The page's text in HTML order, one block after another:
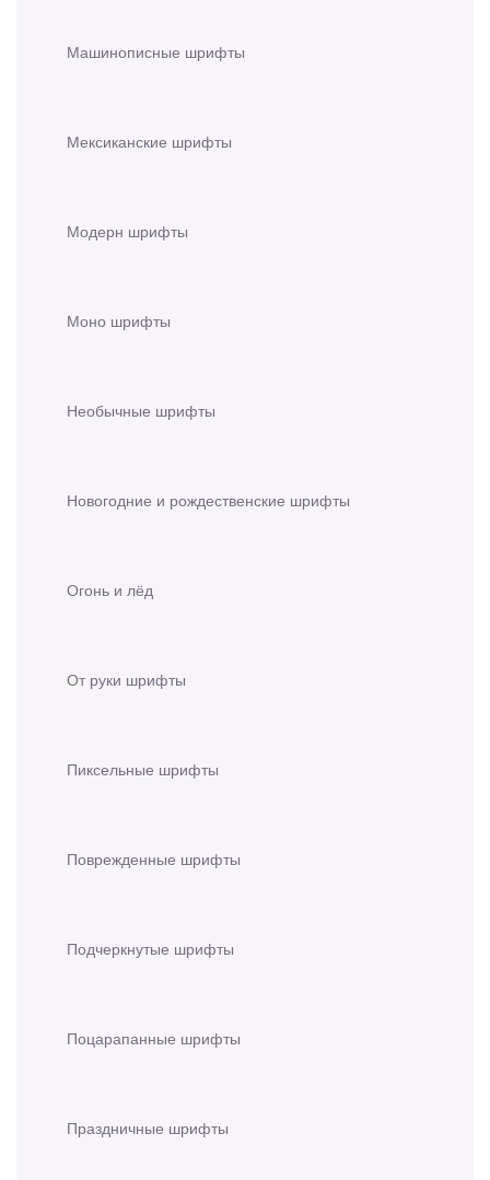
Машинописные шрифты
Мексиканские шрифты
Модерн шрифты
Моно шрифты
Необычные шрифты
Новогодние и рождественские шрифты
Огонь и лёд
От руки шрифты
Пиксельные шрифты
Поврежденные шрифты
Подчеркнутые шрифты
Поцарапанные шрифты
Праздничные шрифты